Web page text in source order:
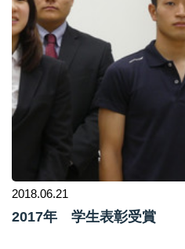
2018.06.21
2017年 学生表彰受賞